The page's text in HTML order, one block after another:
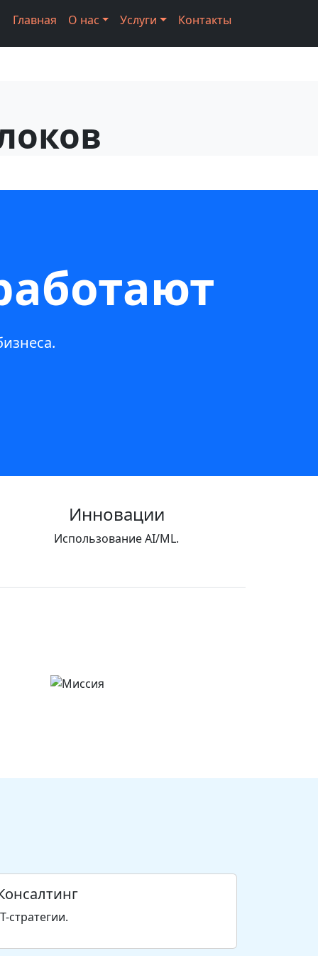
Главная О нас Услуги Контакты
Инновации
Использование AI/ML.
стратегии.